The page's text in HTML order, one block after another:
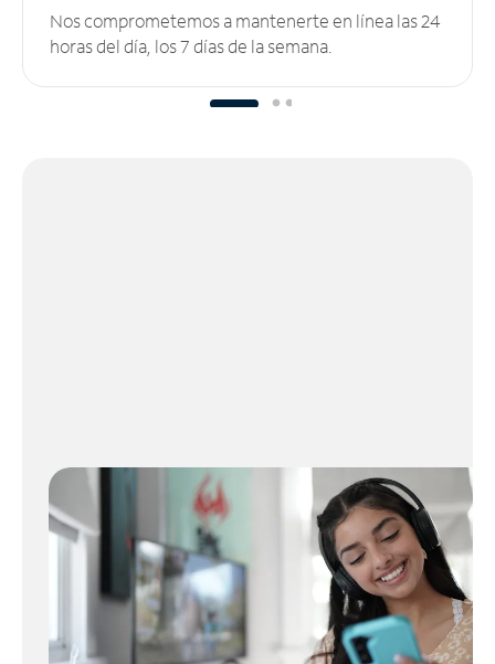
Nos comprometemos a mantenerte en línea las 24
horas del día, los 7 días de la semana.